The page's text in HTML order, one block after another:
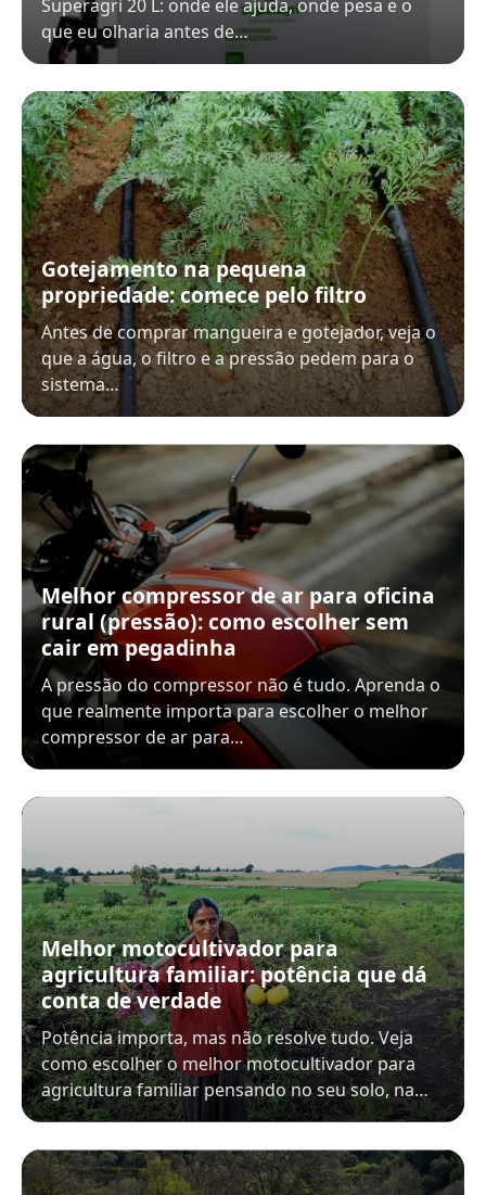
Superagri 20 L: onde ele ajuda, onde pesa e o
que eu olharia antes de…
Gotejamento na pequena
propriedade: comece pelo filtro
Antes de comprar mangueira e gotejador, veja o
que a água, o filtro e a pressão pedem para o
sistema…
Melhor compressor de ar para oficina
rural (pressão): como escolher sem
cair em pegadinha
A pressão do compressor não é tudo. Aprenda o
que realmente importa para escolher o melhor
compressor de ar para…
Melhor motocultivador para
agricultura familiar: potência que dá
conta de verdade
Potência importa, mas não resolve tudo. Veja
como escolher o melhor motocultivador para
agricultura familiar pensando no seu solo, na…